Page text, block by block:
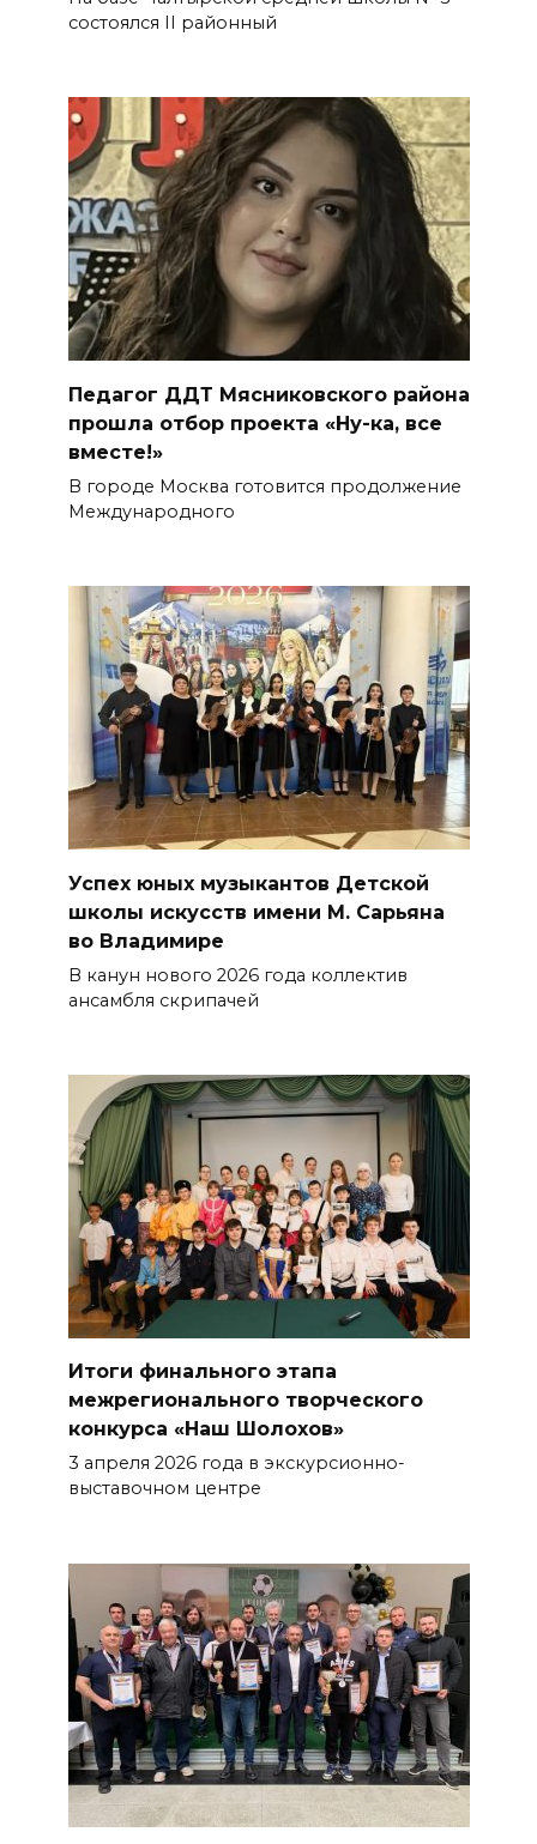
состоялся II районный
Педагог ДДТ Мясниковского района
прошла отбор проекта «Ну-ка, все
вместе!»
В городе Москва готовится продолжение
Международного
Успех юных музыкантов Детской
школы искусств имени М. Сарьяна
во Владимире
В канун нового 2026 года коллек­тив
ансамбля скрипачей
Итоги финального этапа
межрегионального творческого
конкурса «Наш Шолохов»
3 апреля 2026 года в экскурсионно-
выставочном центре